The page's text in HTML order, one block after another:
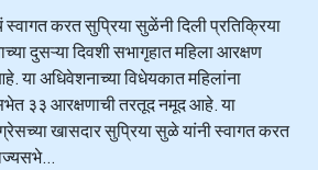
करत सुप्रिया सुळेंनी दिली प्रतिक्रिया
दुसऱ्या दिवशी सभागृहात महिला आरक्षण
या अधिवेशनाच्या विधेयकात महिलांना
३३ आरक्षणाची तरतूद नमूद आहे. या
खासदार सुप्रिया सुळे यांनी स्वागत करत